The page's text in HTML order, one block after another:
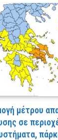
μέτρου
σε